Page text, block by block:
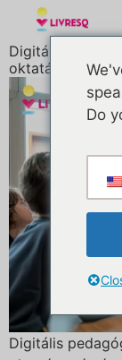
Digitális
oktatásban?
Digitális
Do